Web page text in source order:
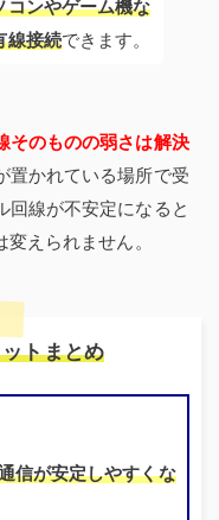
コンやゲーム機な
線接続できます。
そのものの弱さは解決
置かれている場所で受
回線が不安定になると
えられません。
トまとめ
信が安定しやすくな